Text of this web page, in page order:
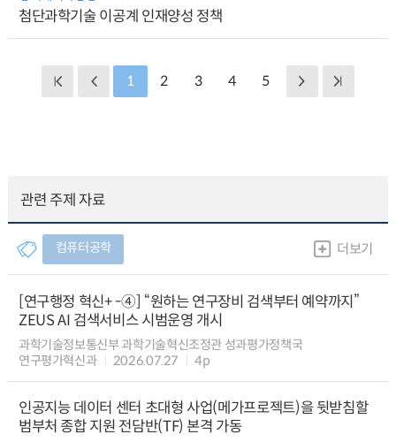
첨단과학기술 이공계 인재양성 정책
1 2 3 4 5
관련 주제 자료
컴퓨터공학 더보기
[연구행정 혁신+ -④] “원하는 연구장비 검색부터 예약까지”
ZEUS AI 검색서비스 시범운영 개시
과학기술정보통신부 과학기술혁신조정관 성과평가정책국
연구평가혁신과
2026.07.27 4p
인공지능 데이터 센터 초대형 사업(메가프로젝트)을 뒷받침할
범부처 종합 지원 전담반(TF) 본격 가동